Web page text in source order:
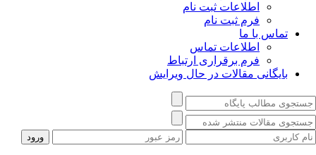
اطلاعات ثبت نام
فرم ثبت نام
تماس با ما
اطلاعات تماس
فرم برقراری ارتباط
بایگانی مقالات در حال ویرایش